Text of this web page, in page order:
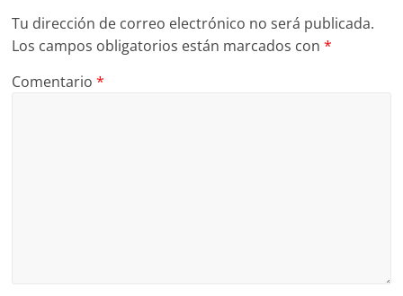
Tu dirección de correo electrónico no será publicada.
Los campos obligatorios están marcados con*
Comentario*